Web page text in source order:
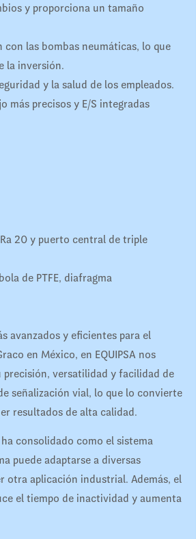
y proporciona un tamaño
las bombas neumáticas, lo que
la inversión.
y la salud de los empleados.
más precisos y E/S integradas
20 y puerto central de triple
de PTFE, diafragma
avanzados y eficientes para el
en México, en EQUIPSA nos
precisión, versatilidad y facilidad de
señalización vial, lo que lo convierte
resultados de alta calidad.
consolidado como el sistema
puede adaptarse a diversas
otra aplicación industrial. Además, el
el tiempo de inactividad y aumenta